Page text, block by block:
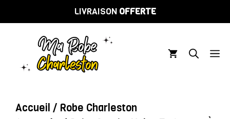
au
LIVRAISON OFFERTE
Accueil / Robe Charleston